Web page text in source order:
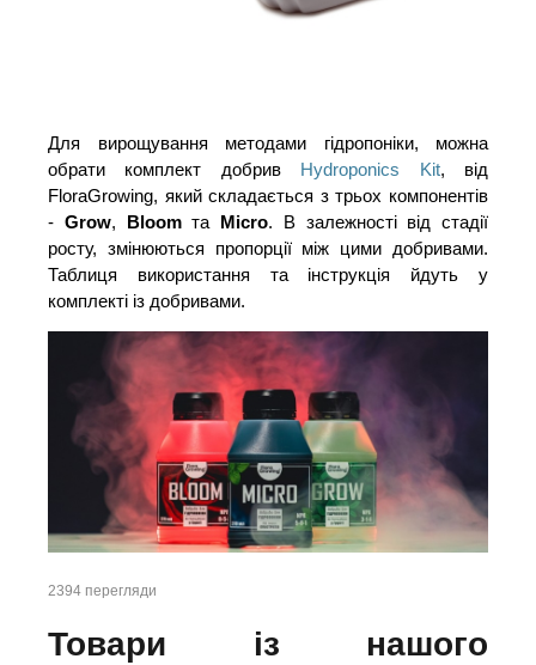
Для вирощування методами гідропоніки, можна
обрати комплект добрив Hydroponics Kit, від
FloraGrowing, який складається з трьох компонентів
- Grow, Bloomта Micro. В залежності від стадії
росту, змінюються пропорції між цими добривами.
Таблиця використання та інструкція йдуть у
комплекті із добривами.
2394 перегляди
Товари із нашого